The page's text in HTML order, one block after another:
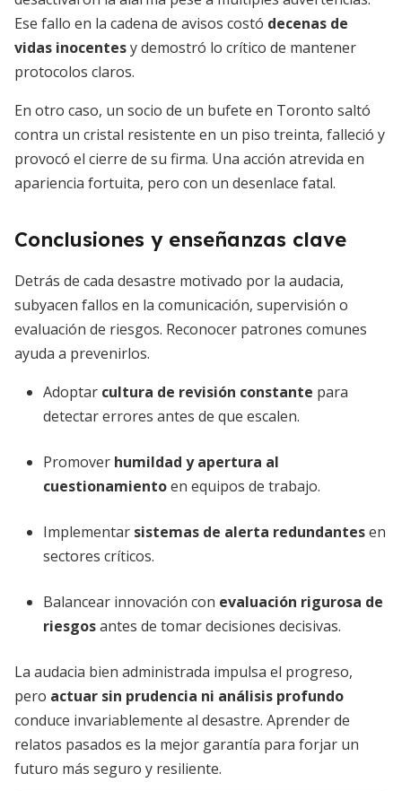
Ese fallo en la cadena de avisos costó decenas de
vidas inocentesy demostró lo crítico de mantener
protocolos claros.
En otro caso, un socio de un bufete en Toronto saltó
contra un cristal resistente en un piso treinta, falleció y
provocó el cierre de su firma. Una acción atrevida en
apariencia fortuita, pero con un desenlace fatal.
Conclusiones y enseñanzas clave
Detrás de cada desastre motivado por la audacia,
subyacen fallos en la comunicación, supervisión o
evaluación de riesgos. Reconocer patrones comunes
ayuda a prevenirlos.
Adoptar cultura de revisión constante para
detectar errores antes de que escalen.
Promover humildad y apertura al
cuestionamientoen equipos de trabajo.
Implementar sistemas de alerta redundantesen
sectores críticos.
Balancear innovación con evaluación rigurosa de
riesgosantes de tomar decisiones decisivas.
La audacia bien administrada impulsa el progreso,
pero actuar sin prudencia ni análisis profundo
conduce invariablemente al desastre. Aprender de
relatos pasados es la mejor garantía para forjar un
futuro más seguro y resiliente.